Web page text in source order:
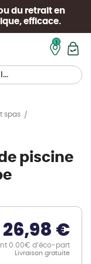
du retrait en
efficace.
spas
piscine
26,98 €
0.00€ d’éco-part
Livraison gratuite